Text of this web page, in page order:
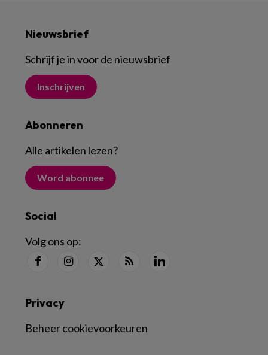
Nieuwsbrief
Schrijf je in voor de nieuwsbrief
Inschrijven
Abonneren
Alle artikelen lezen?
Word abonnee
Social
Volg ons op:
Privacy
Beheer cookievoorkeuren